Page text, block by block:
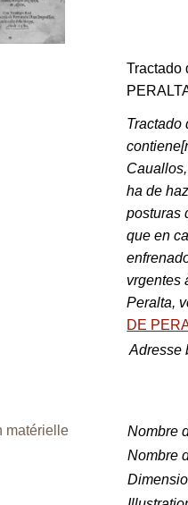
Tractado
Tractado
ha de
posturas
que en
vrgentes
Peralta,
DE
Adresse
matérielle Nombre
Nombre